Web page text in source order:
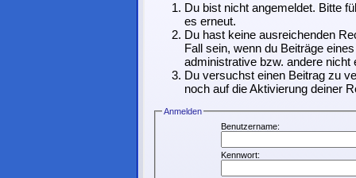
Du bist nicht angemeldet. Bitte
es erneut.
Du hast keine ausreichenden
Fall sein, wenn du Beiträge
administrative bzw. andere nicht
Du versuchst einen Beitrag zu
noch auf die Aktivierung deiner
Anmelden
Benutzername:
Kennwort: